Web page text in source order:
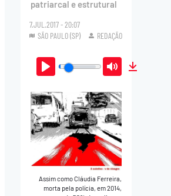
patriarcal e estrutural
7.JUL.2017 - 20:07
SÃO PAULO (SP)
REDAÇÃO
Play Mute
Assim como Cláudia Ferreira,
morta pela polícia, em 2014,